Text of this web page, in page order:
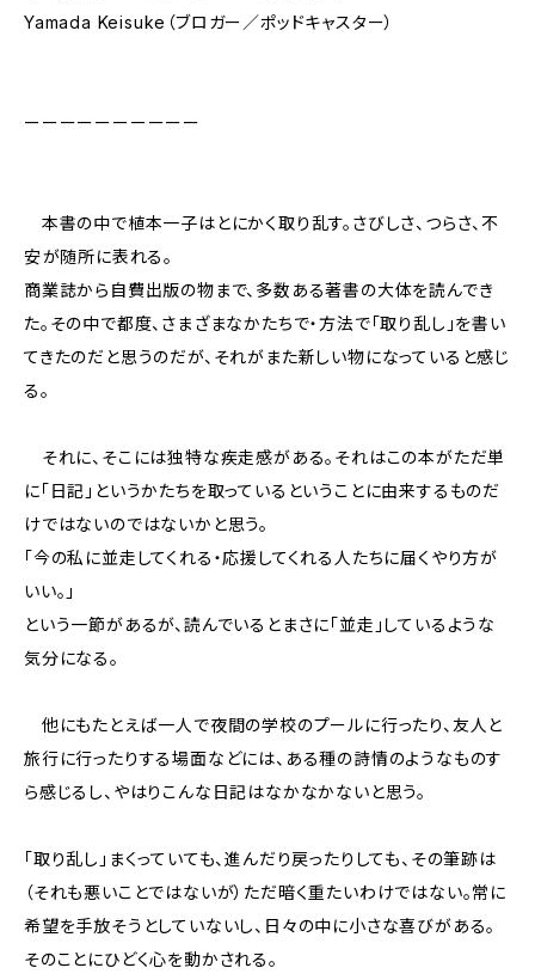
Yamada Keisuke（ブロガー／ポッドキャスター）
ーーーーーーーーーー
本書の中で植本一子はとにかく取り乱す。さびしさ、つらさ、不
安――が随所に表れる。
商業誌から自費出版の物まで、多数ある著書の大体を読んでき
た。その中で都度、さまざまなかたちで・方法で「取り乱し」を書い
てきたのだと思うのだが、それがまた新しい物になっていると感じ
る。
それに、そこには独特な疾走感がある。それはこの本がただ単
に「日記」というかたちを取っているということに由来するものだ
けではないのではないかと思う。
「今の私に並走してくれる・応援してくれる人たちに届くやり方が
いい。」
という一節があるが、読んでいるとまさに「並走」しているような
気分になる。
他にもたとえば一人で夜間の学校のプールに行ったり、友人と
旅行に行ったりする場面などには、ある種の詩情のようなものす
ら感じるし、やはりこんな日記はなかなかないと思う。
「取り乱し」まくっていても、進んだり戻ったりしても、その筆跡は
（それも悪いことではないが）ただ暗く重たいわけではない。常に
希望を手放そうとしていないし、日々の中に小さな喜びがある。
そのことにひどく心を動かされる。